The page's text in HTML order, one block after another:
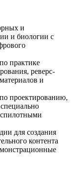
и
и биологии с
практике
реверс-
и
проектированию,
для создания
контента